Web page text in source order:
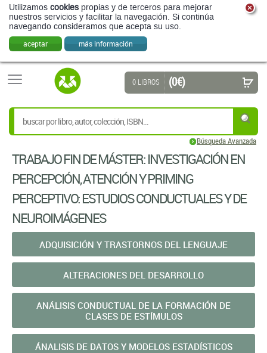
Utilizamos cookies propias y de terceros para mejorar
nuestros servicios y facilitar la navegación. Si continúa
navegando consideramos que acepta su uso.
aceptar más información
Búsqueda Avanzada
0 LIBROS (0 €)
TRABAJO FIN DE MÁSTER: INVESTIGACIÓN EN
PERCEPCIÓN, ATENCIÓN Y PRIMING
PERCEPTIVO: ESTUDIOS CONDUCTUALES Y DE
NEUROIMÁGENES
ADQUISICIÓN Y TRASTORNOS DEL LENGUAJE
ALTERACIONES DEL DESARROLLO
ANÁLISIS CONDUCTUAL DE LA FORMACIÓN DE
CLASES DE ESTÍMULOS
ÁNALISIS DE DATOS Y MODELOS ESTADÍSTICOS